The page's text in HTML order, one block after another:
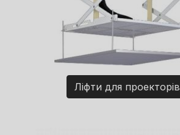
Ліфти для проекторів